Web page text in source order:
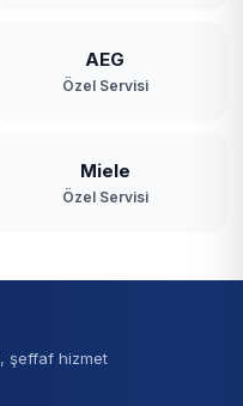
AEG
Özel Servisi
Miele
Özel Servisi
şeffaf hizmet